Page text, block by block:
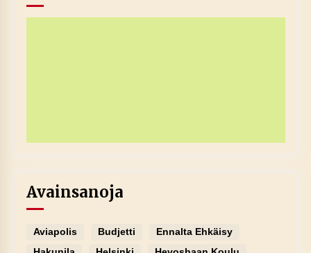
Avainsanoja
Aviapolis Budjetti
Ennalta Ehkäisy